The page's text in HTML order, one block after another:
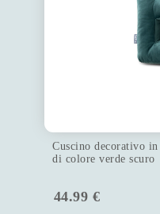
Cuscino decorativo
di colore verde scuro
44.99 €